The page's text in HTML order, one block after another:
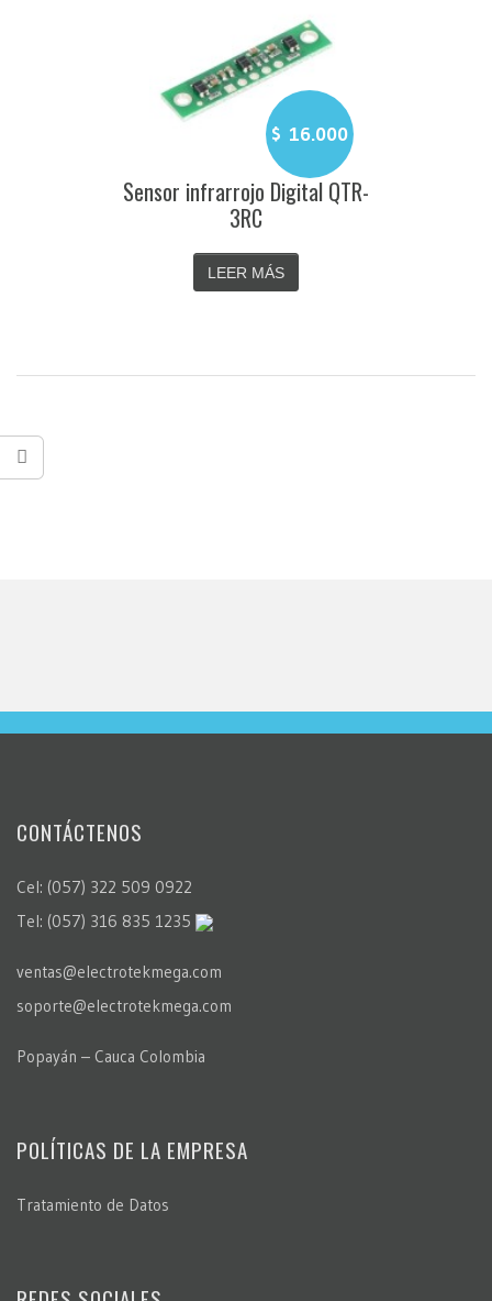
$ 16.000
Sensor infrarrojo Digital QTR-
3RC
LEER MÁS
CONTÁCTENOS
Cel: (057) 322 509 0922
Tel: (057) 316 835 1235
ventas@electrotekmega.com
soporte@electrotekmega.com
Popayán – Cauca Colombia
POLÍTICAS DE LA EMPRESA
Tratamiento de Datos